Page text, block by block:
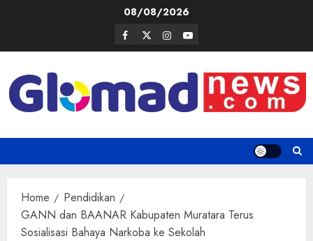
08/08/2026
Facebook
TwitterInstagram
Youtube
Home
Pendidikan
GANN dan BAANAR Kabupaten Muratara Terus
Sosialisasi Bahaya Narkoba ke Sekolah